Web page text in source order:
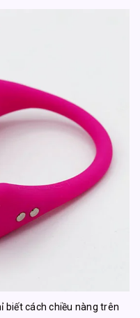
biết cách chiều nàng trên